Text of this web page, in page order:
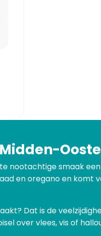
nootachtige smaak
en oregano en
Dat is de
over vlees, vis of